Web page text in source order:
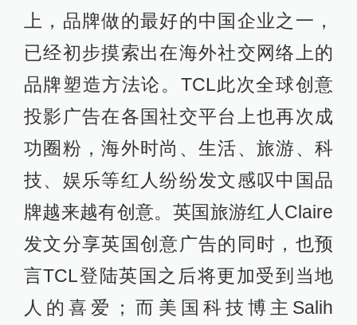
上，品牌做的最好的中国企业之一，
已经初步摸索出在海外社交网络上的
品牌塑造方法论。TCL此次全球创意
投影广告在各国社交平台上也再次成
功圈粉，海外时尚、生活、旅游、科
技、娱乐等红人纷纷发文感叹中国品
牌越来越有创意。英国旅游红人Claire
发文分享英国创意广告的同时，也预
言TCL登陆英国之后将更加受到当地
人的喜爱；而美国科技博主Salih